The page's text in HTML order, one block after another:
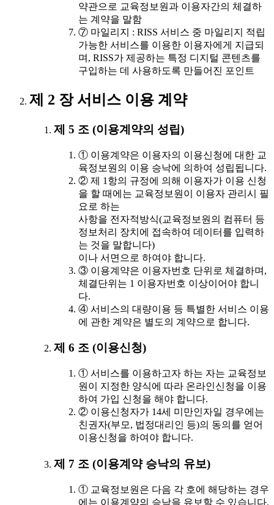
약관으로 교육정보원과 이용자간의 체결하
는 계약을 말함
⑦ 마일리지 : RISS 서비스 중 마일리지 적립
가능한 서비스를 이용한 이용자에게 지급되
며, RISS가 제공하는 특정 디지털 콘텐츠를
구입하는 데 사용하도록 만들어진 포인트
제 2 장 서비스 이용 계약
제 5 조 (이용계약의 성립)
① 이용계약은 이용자의 이용신청에 대한 교
육정보원의 이용 승낙에 의하여 성립됩니다.
② 제 1항의 규정에 의해 이용자가 이용 신청
을 할 때에는 교육정보원이 이용자 관리시 필
요로 하는
사항을 전자적방식(교육정보원의 컴퓨터 등
정보처리 장치에 접속하여 데이터를 입력하
는 것을 말합니다)
이나 서면으로 하여야 합니다.
③ 이용계약은 이용자번호 단위로 체결하며,
체결단위는 1 이용자번호 이상이어야 합니
다.
④ 서비스의 대량이용 등 특별한 서비스 이용
에 관한 계약은 별도의 계약으로 합니다.
제 6 조 (이용신청)
① 서비스를 이용하고자 하는 자는 교육정보
원이 지정한 양식에 따라 온라인신청을 이용
하여 가입 신청을 해야 합니다.
② 이용신청자가 14세 미만인자일 경우에는
친권자(부모, 법정대리인 등)의 동의를 얻어
이용신청을 하여야 합니다.
제 7 조 (이용계약 승낙의 유보)
① 교육정보원은 다음 각 호에 해당하는 경우
에는 이용계약의 승낙을 유보할 수 있습니다.